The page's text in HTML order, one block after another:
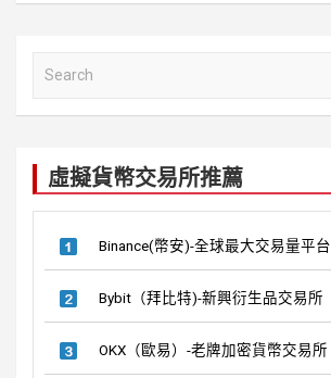
虛擬貨幣交易所推薦
Binance(幣安)-全球最大交易量平台
Bybit（拜比特)-新興衍生品交易所
OKX（歐易）-老牌加密貨幣交易所